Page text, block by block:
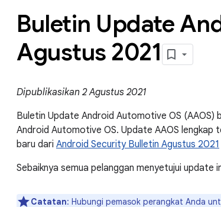
Buletin Update
Agustus 2021
Dipublikasikan 2 Agustus 2021
Buletin Update Android Automotive OS (AAOS)
Android Automotive OS. Update AAOS
baru dari Android Security Bulletin Agustus 2021
Sebaiknya semua pelanggan menyetujui update
Catatan: Hubungi pemasok perangkat Anda